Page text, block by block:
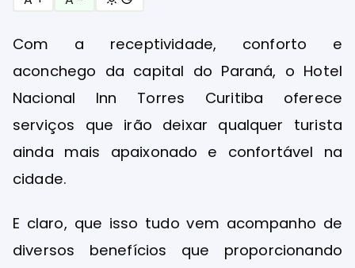
Com a receptividade, conforto e
aconchego da capital do Paraná, o Hotel
Nacional Inn Torres Curitiba oferece
serviços que irão deixar qualquer turista
ainda mais apaixonado e confortável na
cidade.
E claro, que isso tudo vem acompanho de
diversos benefícios que proporcionando